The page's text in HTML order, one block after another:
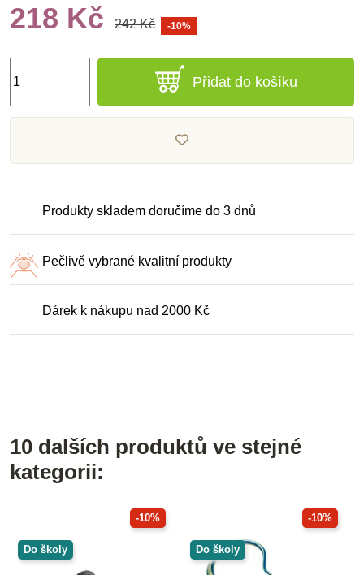
218 Kč 242 Kč -10%
Přidat do košíku
Produkty skladem doručíme do 3 dnů
Pečlivě vybrané kvalitní produkty
Dárek k nákupu nad 2000 Kč
10 dalších produktů ve stejné
kategorii:
-10%
Do školy
-10%
Do školy